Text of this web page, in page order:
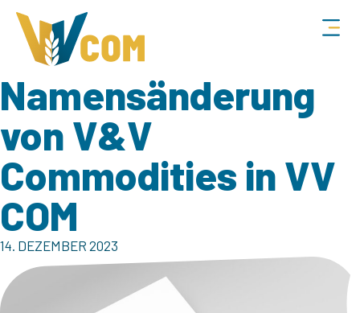
Namensänderung
von V&V
Commodities in VV
COM
14. DEZEMBER 2023